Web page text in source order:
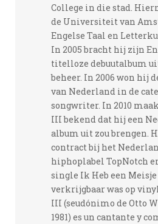
College in die stad.
de Universiteit van
Engelse Taal en
In 2005 bracht hij zijn
titelloze debuutalbum
beheer. In 2006 won hij
van Nederland in de
songwriter. In 2010
III bekend dat hij een
album uit zou brengen.
contract bij het
hiphoplabel TopNotch
single Ik Heb een
verkrijgbaar was op
III (seudónimo de Otto
1981) es un cantante y